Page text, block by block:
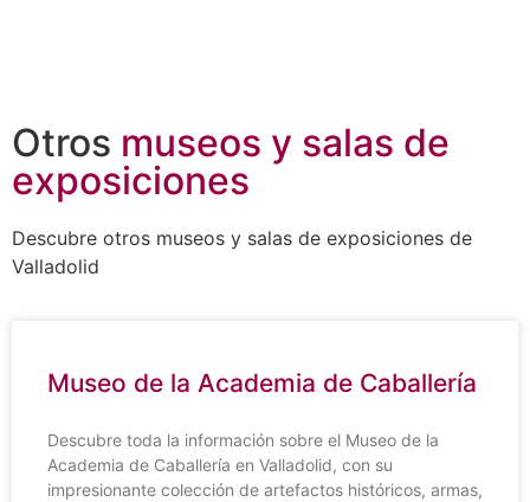
Otros museos y salas de
exposiciones
Descubre otros museos y salas de exposiciones de
Valladolid
Museo de la Academia de Caballería
Descubre toda la información sobre el Museo de la
Academia de Caballería en Valladolid, con su
impresionante colección de artefactos históricos, armas,